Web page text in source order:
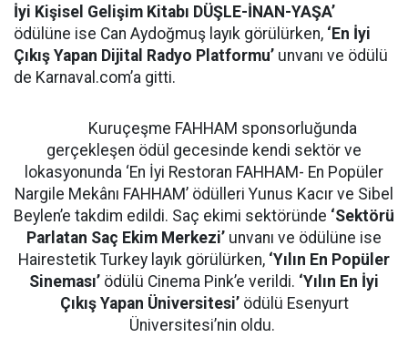
İyi Kişisel Gelişim Kitabı DÜŞLE-İNAN-YAŞA’
ödülüne ise Can Aydoğmuş layık görülürken, ‘En İyi
Çıkış Yapan Dijital Radyo Platformu’ unvanı ve ödülü
de Karnaval.com’a gitti.
Kuruçeşme FAHHAM sponsorluğunda
gerçekleşen ödül gecesinde kendi sektör ve
lokasyonunda ‘En İyi Restoran FAHHAM- En Popüler
Nargile Mekânı FAHHAM’ ödülleri Yunus Kacır ve Sibel
Beylen’e takdim edildi. Saç ekimi sektöründe ‘Sektörü
Parlatan Saç Ekim Merkezi’ unvanı ve ödülüne ise
Hairestetik Turkey layık görülürken, ‘Yılın En Popüler
Sineması’ ödülü Cinema Pink’e verildi. ‘Yılın En İyi
Çıkış Yapan Üniversitesi’ödülü Esenyurt
Üniversitesi’nin oldu.